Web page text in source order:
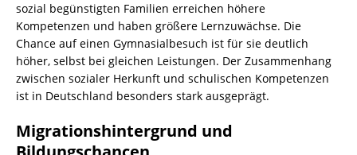
sozial begünstigten Familien erreichen höhere
Kompetenzen und haben größere Lernzuwächse. Die
Chance auf einen Gymnasialbesuch ist für sie deutlich
höher, selbst bei gleichen Leistungen. Der Zusammenhang
zwischen sozialer Herkunft und schulischen Kompetenzen
ist in Deutschland besonders stark ausgeprägt.
Migrationshintergrund und